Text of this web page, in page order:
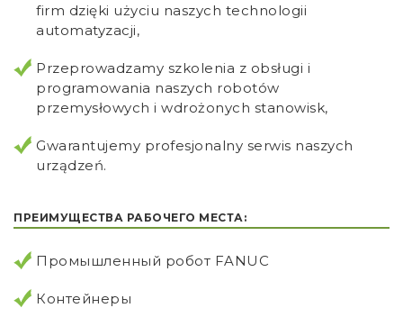
firm dzięki użyciu naszych technologii
automatyzacji,
Przeprowadzamy szkolenia z obsługi i
programowania naszych robotów
przemysłowych i wdrożonych stanowisk,
Gwarantujemy profesjonalny serwis naszych
urządzeń.
ПРЕИМУЩЕСТВА РАБОЧЕГО МЕСТА:
Промышленный робот FANUC
Контейнеры